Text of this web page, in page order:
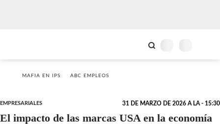
MAFIA EN IPS ABC EMPLEOS
EMPRESARIALES 31 DE MARZO DE 2026 A LA - 15:30
El impacto de las marcas USA en la economía